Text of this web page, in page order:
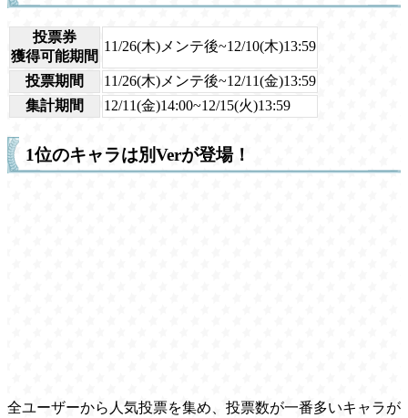
投票券
獲得可能期間
11/26(木)メンテ後~12/10(木)13:59
投票期間
11/26(木)メンテ後~12/11(金)13:59
集計期間
12/11(金)14:00~12/15(火)13:59
1位のキャラは別Verが登場！
全ユーザーから人気投票を集め、投票数が一番多いキャラが